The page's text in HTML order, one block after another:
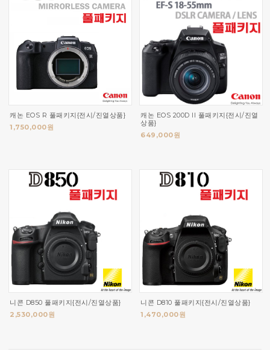
캐논 EOS R 풀패키지{전시/진열상품}
1,750,000원
캐논 EOS 200D II 풀패키지{전시/진열
상품}
649,000원
니콘 D850 풀패키지{전시/진열상품}
2,530,000원
니콘 D810 풀패키지{전시/진열상품}
1,470,000원